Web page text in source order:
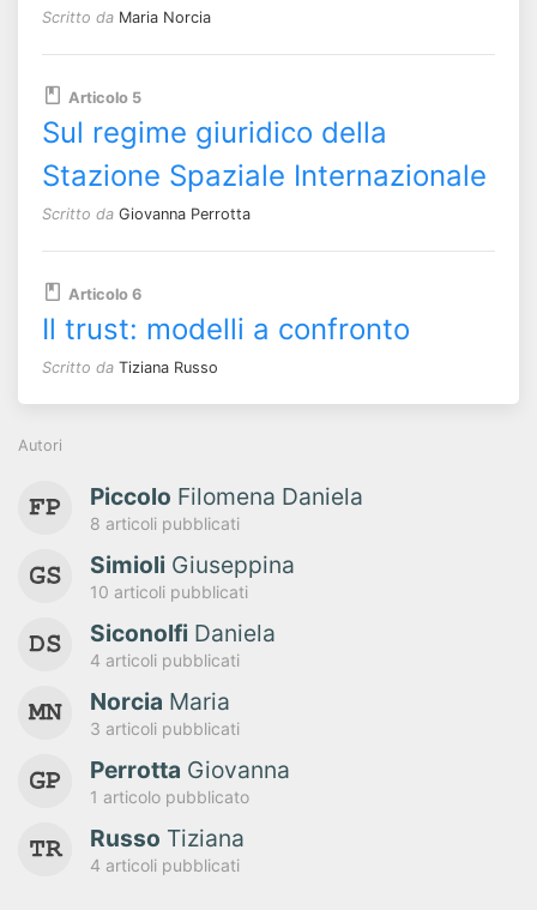
Scritto da Maria Norcia
Articolo 5
Sul regime giuridico della
Stazione Spaziale Internazionale
Scritto da Giovanna Perrotta
Articolo 6
Il trust: modelli a confronto
Scritto da Tiziana Russo
Autori
Piccolo Filomena Daniela
8 articoli pubblicati
Simioli Giuseppina
10 articoli pubblicati
Siconolfi Daniela
4 articoli pubblicati
Norcia Maria
3 articoli pubblicati
Perrotta Giovanna
1 articolo pubblicato
Russo Tiziana
4 articoli pubblicati